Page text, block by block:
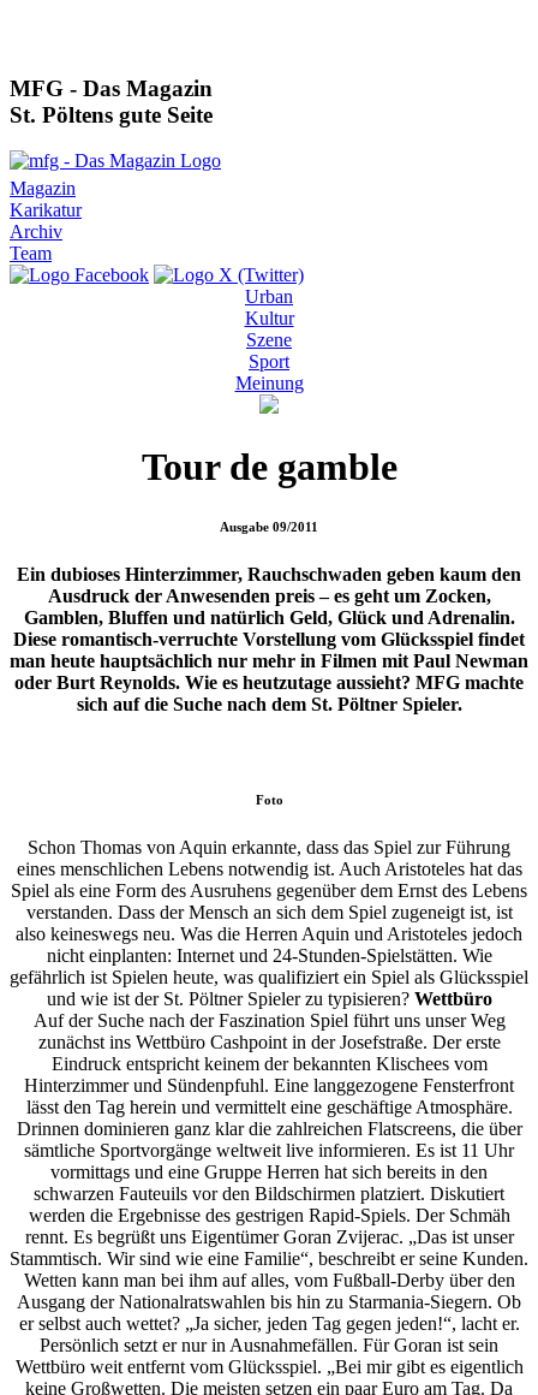
MFG - Das Magazin
St. Pöltens gute Seite
Magazin
Karikatur
Archiv
Team
Urban
Kultur
Szene
Sport
Meinung
Tour de gamble
Ausgabe 09/2011
Ein dubioses Hinterzimmer, Rauchschwaden geben kaum den
Ausdruck der Anwesenden preis – es geht um Zocken,
Gamblen, Bluffen und natürlich Geld, Glück und Adrenalin.
Diese romantisch-verruchte Vorstellung vom Glücksspiel findet
man heute hauptsächlich nur mehr in Filmen mit Paul Newman
oder Burt Reynolds. Wie es heutzutage aussieht? MFG machte
sich auf die Suche nach dem St. Pöltner Spieler.
Foto
Schon Thomas von Aquin erkannte, dass das Spiel zur Führung
eines menschlichen Lebens notwendig ist. Auch Aristoteles hat das
Spiel als eine Form des Ausruhens gegenüber dem Ernst des Lebens
verstanden. Dass der Mensch an sich dem Spiel zugeneigt ist, ist
also keineswegs neu. Was die Herren Aquin und Aristoteles jedoch
nicht einplanten: Internet und 24-Stunden-Spielstätten. Wie
gefährlich ist Spielen heute, was qualifiziert ein Spiel als Glücksspiel
und wie ist der St. Pöltner Spieler zu typisieren? Wettbüro
Auf der Suche nach der Faszination Spiel führt uns unser Weg
zunächst ins Wettbüro Cashpoint in der Josefstraße. Der erste
Eindruck entspricht keinem der bekannten Klischees vom
Hinterzimmer und Sündenpfuhl. Eine langgezogene Fensterfront
lässt den Tag herein und vermittelt eine geschäftige Atmosphäre.
Drinnen dominieren ganz klar die zahlreichen Flatscreens, die über
sämtliche Sportvorgänge weltweit live informieren. Es ist 11 Uhr
vormittags und eine Gruppe Herren hat sich bereits in den
schwarzen Fauteuils vor den Bildschirmen platziert. Diskutiert
werden die Ergebnisse des gestrigen Rapid-Spiels. Der Schmäh
rennt. Es begrüßt uns Eigentümer Goran Zvijerac. „Das ist unser
Stammtisch. Wir sind wie eine Familie“, beschreibt er seine Kunden.
Wetten kann man bei ihm auf alles, vom Fußball-Derby über den
Ausgang der Nationalratswahlen bis hin zu Starmania-Siegern. Ob
er selbst auch wettet? „Ja sicher, jeden Tag gegen jeden!“, lacht er.
Persönlich setzt er nur in Ausnahmefällen. Für Goran ist sein
Wettbüro weit entfernt vom Glücksspiel. „Bei mir gibt es eigentlich
keine Großwetten. Die meisten setzen ein paar Euro am Tag. Da